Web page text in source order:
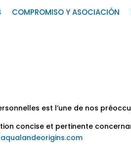
COMPROMISO Y ASOCIACIÓN
est l’une de nos
concise et pertinente